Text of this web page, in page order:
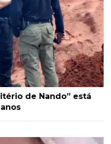
de Nando” está